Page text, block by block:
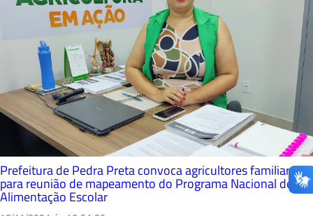
Prefeitura de Pedra Preta convoca agricultores familiares
para reunião de mapeamento do Programa Nacional de
Alimentação Escolar